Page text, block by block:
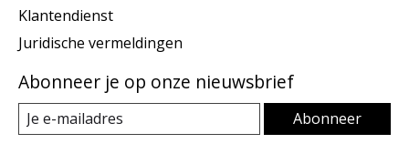
Klantendienst
Juridische vermeldingen
Abonneer je op onze nieuwsbrief
Abonneer